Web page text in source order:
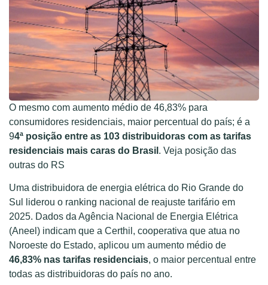
O mesmo com aumento médio de 46,83% para
consumidores residenciais, maior percentual do país; é a
94ª posição entre as 103 distribuidoras com as tarifas
residenciais mais caras do Brasil . Veja posição das
outras do RS
Uma distribuidora de energia elétrica do Rio Grande do
Sul liderou o ranking nacional de reajuste tarifário em
2025. Dados da Agência Nacional de Energia Elétrica
(Aneel) indicam que a Certhil, cooperativa que atua no
Noroeste do Estado, aplicou um aumento médio de
46,83% nas tarifas residenciais, o maior percentual entre
todas as distribuidoras do país no ano.